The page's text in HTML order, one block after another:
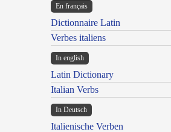
En français
Dictionnaire Latin
Verbes italiens
In english
Latin Dictionary
Italian Verbs
In Deutsch
Italienische Verben